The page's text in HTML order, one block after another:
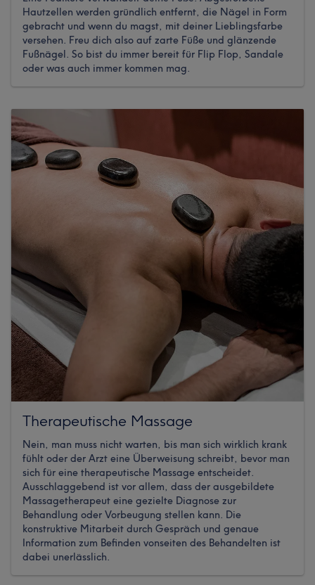
Hautzellen werden gründlich entfernt, die Nägel in Form
gebracht und wenn du magst, mit deiner Lieblingsfarbe
versehen. Freu dich also auf zarte Füße und glänzende
Fußnägel. So bist du immer bereit für Flip Flop, Sandale
oder was auch immer kommen mag.
Therapeutische Massage
Nein, man muss nicht warten, bis man sich wirklich krank
fühlt oder der Arzt eine Überweisung schreibt, bevor man
sich für eine therapeutische Massage entscheidet.
Ausschlaggebend ist vor allem, dass der ausgebildete
Massagetherapeut eine gezielte Diagnose zur
Behandlung oder Vorbeugung stellen kann. Die
konstruktive Mitarbeit durch Gespräch und genaue
Information zum Befinden vonseiten des Behandelten ist
dabei unerlässlich.